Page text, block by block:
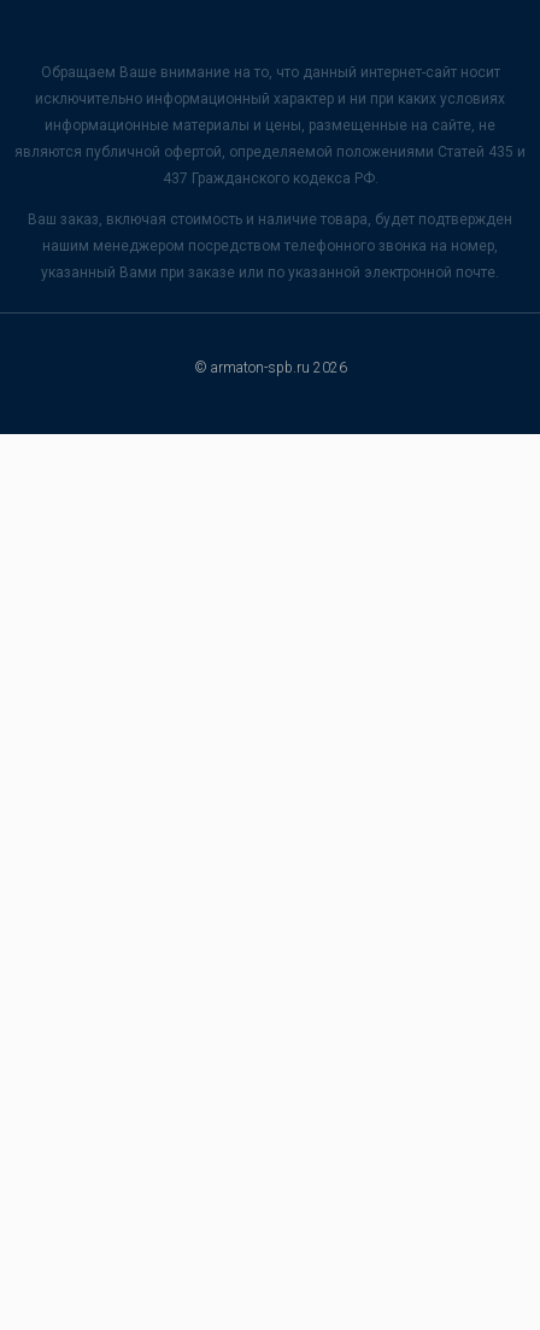
Обращаем Ваше внимание на то, что данный интернет-сайт носит
исключительно информационный характер и ни при каких условиях
информационные материалы и цены, размещенные на сайте, не
являются публичной офертой, определяемой положениями Статей 435 и
437 Гражданского кодекса РФ.
Ваш заказ, включая стоимость и наличие товара, будет подтвержден
нашим менеджером посредством телефонного звонка на номер,
указанный Вами при заказе или по указанной электронной почте.
© armaton-spb.ru 2026